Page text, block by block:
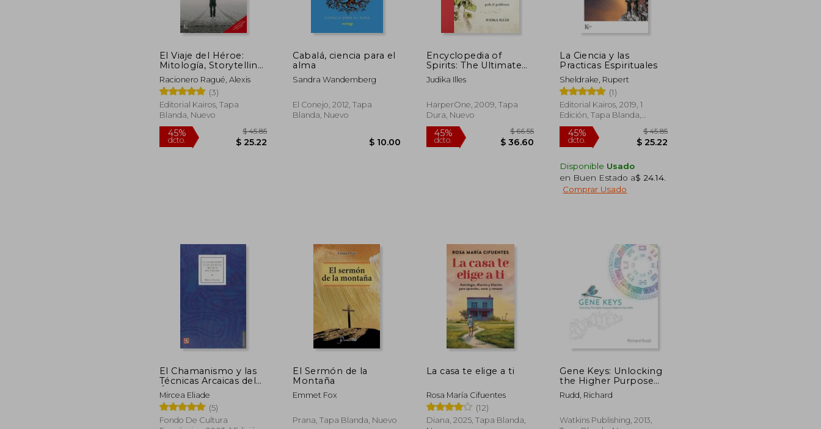
dcto. $ 25.61 dcto. $ 31.28 dcto. $ 24.52
El Viaje del Héroe:
Mitología, Storytelling
Y Transformación
Personal
Racionero Ragué, Alexis
(3)
Editorial Kairos, Tapa
Blanda, Nuevo
45%
dcto.
Cabalá, ciencia para el
alma
Sandra Wandemberg
El Conejo, 2012, Tapa
Blanda, Nuevo
Encyclopedia of
Spirits: The Ultimate
Guide to the Magic of
Fairies, Genies,
& Goddesses
(Witchcraft & Spells)
Judika Illes
HarperOne, 2009, Tapa
Dura, Nuevo
45%
dcto. $ 36.60
La Ciencia y las
Practicas Espirituales
Sheldrake, Rupert
(1)
Editorial Kairos, 2019, 1
Edición, Tapa Blanda,
Nuevo
45%
dcto.
Disponible Usado
en Buen Estado a$ 24.14
Comprar Usado
El Chamanismo y las
Técnicas Arcaicas del
Éxtasis
Mircea Eliade
(5)
Fondo De Cultura
El Sermón de la
Montaña
Emmet Fox
Prana, Tapa Blanda, Nuevo
La casa te elige a ti
Rosa María Cifuentes
(12)
Diana, 2025, Tapa Blanda,
Gene Keys: Unlocking
the Higher Purpose
Hidden in Your dna (en
Inglés)
Rudd, Richard
Watkins Publishing, 2013,